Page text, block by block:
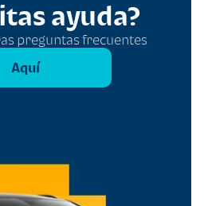
ayuda?
preguntas frecuentes
Aquí